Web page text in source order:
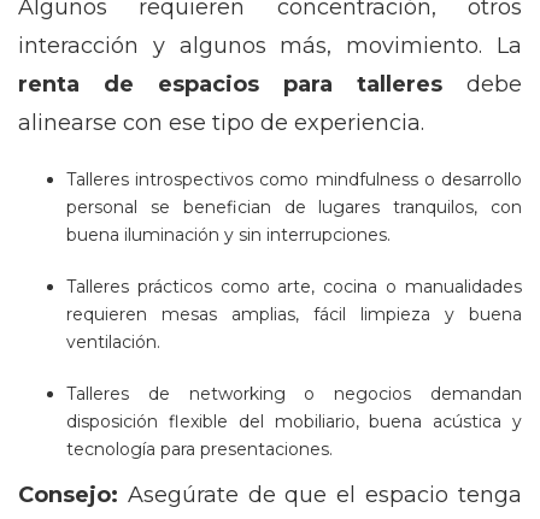
Algunos requieren concentración, otros
interacción y algunos más, movimiento. La
renta de espacios para talleres debe
alinearse con ese tipo de experiencia.
Talleres introspectivos como mindfulness o desarrollo
personal se benefician de lugares tranquilos, con
buena iluminación y sin interrupciones.
Talleres prácticos como arte, cocina o manualidades
requieren mesas amplias, fácil limpieza y buena
ventilación.
Talleres de networking o negocios demandan
disposición flexible del mobiliario, buena acústica y
tecnología para presentaciones.
Consejo: Asegúrate de que el espacio tenga